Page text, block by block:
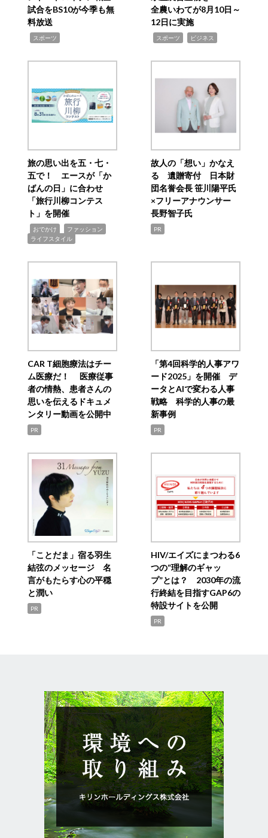
試合をBS10が今季も無
料放送
スポーツ
全農いわてが8月10日～
12日に実施
スポーツ ビジネス
旅の思い出を五・七・
五で！ エースが「か
ばんの日」に合わせ
「旅行川柳コンテス
ト」を開催
おでかけ ファッション
ライフスタイル
故人の「想い」かなえ
る 遺贈寄付 日本財
団名誉会長 笹川陽平氏
×フリーアナウンサー
長野智子氏
PR
CAR T細胞療法はチー
ム医療だ！ 医療従事
者の情熱、患者さんの
思いを伝えるドキュメ
ンタリー動画を公開中
PR
「第4回科学的人事アワ
ード2025」を開催 デ
ータとAIで変わる人事
戦略 科学的人事の最
新事例
PR
「ことだま」宿る羽生
結弦のメッセージ 名
言がもたらす心の平穏
と潤い
PR
HIV/エイズにまつわる6
つの“理解のギャッ
プ”とは？ 2030年の流
行終結を目指すGAP6の
特設サイトを公開
PR